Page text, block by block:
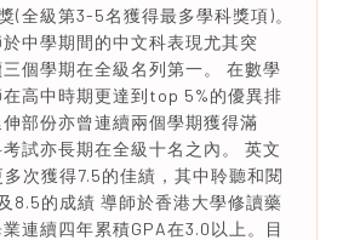
(全級第3-5名獲得最多學科獎項)。
中學期間的中文科表現尤其突
個學期在全級名列第一。 在數學
高中時期更達到top 5%的優異排
部份亦曾連續兩個學期獲得滿
試亦長期在全級十名之內。 英文
次獲得7.5的佳績，其中聆聽和閱
8.5的成績 導師於香港大學修讀藥
連續四年累積GPA在3.0以上。目